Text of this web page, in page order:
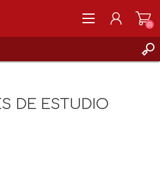
(0)
DE ESTUDIO